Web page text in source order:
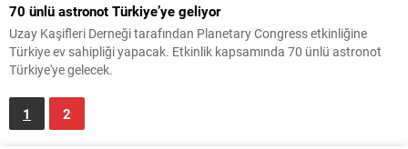
70 ünlü astronot Türkiye’ye geliyor
Uzay Kaşifleri Derneği tarafından Planetary Congress etkinliğine
Türkiye ev sahipliği yapacak. Etkinlik kapsamında 70 ünlü astronot
Türkiye'ye gelecek.
1 2